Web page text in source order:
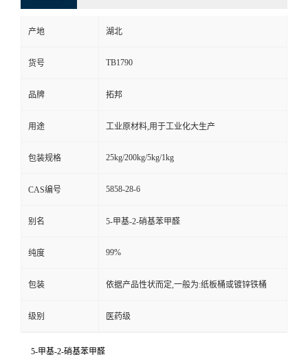
产地 湖北
货号 TB1790
品牌 拓邦
用途 工业原材料,用于工业化大生产
包装规格 25kg/200kg/5kg/1kg
CAS编号 5858-28-6
别名 5-甲基-2-硝基苯甲醛
纯度 99%
包装 依据产品性状而定,一般为:纸板桶或镀锌铁桶
级别 医药级
5-甲基-2-硝基苯甲醛